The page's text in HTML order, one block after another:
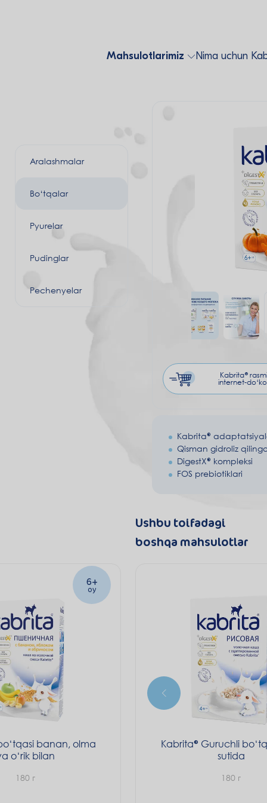
Mahsulotlarimiz Nima uchun
Aralashmalar
Bo‘tqalar
Pyurelar
Pudinglar
Pechenyelar
Kabrita®
internet-
Kabrita®
Qisman gidroliz
DigestX® kompleksi
FOS prebiotiklari
Ushbu toifadagi
boshqa mahsulotlar
6+
oy
banan, olma
o‘rik bilan
180 г
Kabrita
Guruchli
sutida
180 г